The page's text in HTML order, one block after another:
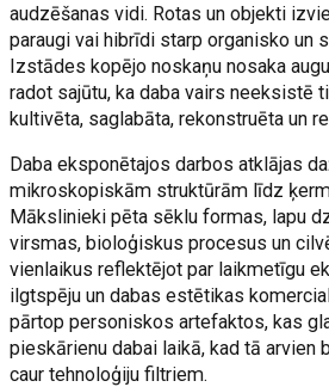
audzēšanas vidi. Rotas un objekti
paraugi vai hibrīdi starp organisko un
Izstādes kopējo noskaņu nosaka
radot sajūtu, ka daba vairs neeksistē
kultivēta, saglabāta, rekonstruēta un
Daba eksponētajos darbos atklājas
mikroskopiskām struktūrām līdz
Mākslinieki pēta sēklu formas, lapu
virsmas, bioloģiskus procesus un
vienlaikus reflektējot par laikmetīgu
ilgtspēju un dabas estētikas
pārtop personiskos artefaktos, kas
pieskārienu dabai laikā, kad tā arvien
caur tehnoloģiju filtriem.